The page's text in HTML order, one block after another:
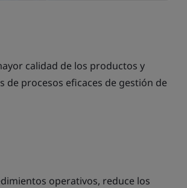
calidad de los productos y
de procesos eficaces de gestión de
operativos, reduce los